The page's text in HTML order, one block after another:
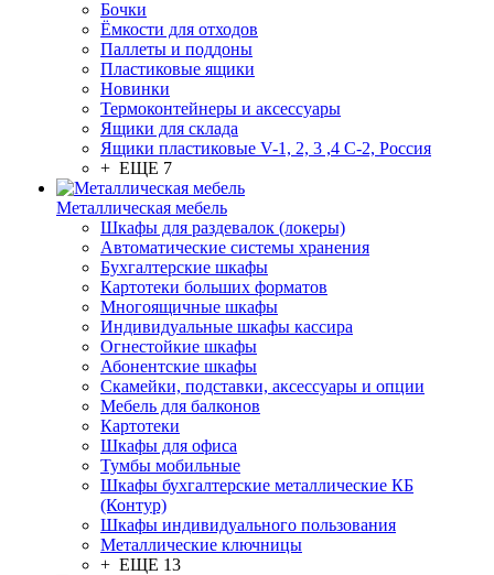
Бочки
Ёмкости для отходов
Паллеты и поддоны
Пластиковые ящики
Новинки
Термоконтейнеры и аксессуары
Ящики для склада
Ящики пластиковые V-1, 2, 3 ,4 С-2, Россия
+ ЕЩЕ 7
Металлическая мебель
Шкафы для раздевалок (локеры)
Автоматические системы хранения
Бухгалтерские шкафы
Картотеки больших форматов
Многоящичные шкафы
Индивидуальные шкафы кассира
Огнестойкие шкафы
Абонентские шкафы
Скамейки, подставки, аксессуары и опции
Мебель для балконов
Картотеки
Шкафы для офиса
Тумбы мобильные
Шкафы бухгалтерские металлические КБ
(Контур)
Шкафы индивидуального пользования
Металлические ключницы
+ ЕЩЕ 13